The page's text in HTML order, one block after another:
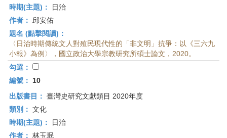
時期(主題)：
日治
作者：
邱安佑
題名 (點擊閱讀)：
〈日治時期傳統文人對殖民現代性的「非文明」抗爭：以《三六九
小報》為例〉，國立政治大學宗教研究所碩士論文，2020。
勾選：
編號：
10
出版書目： 臺灣史研究文獻類目 2020年度
類別： 文化
時期(主題)：
日治
作者： 林玉珉